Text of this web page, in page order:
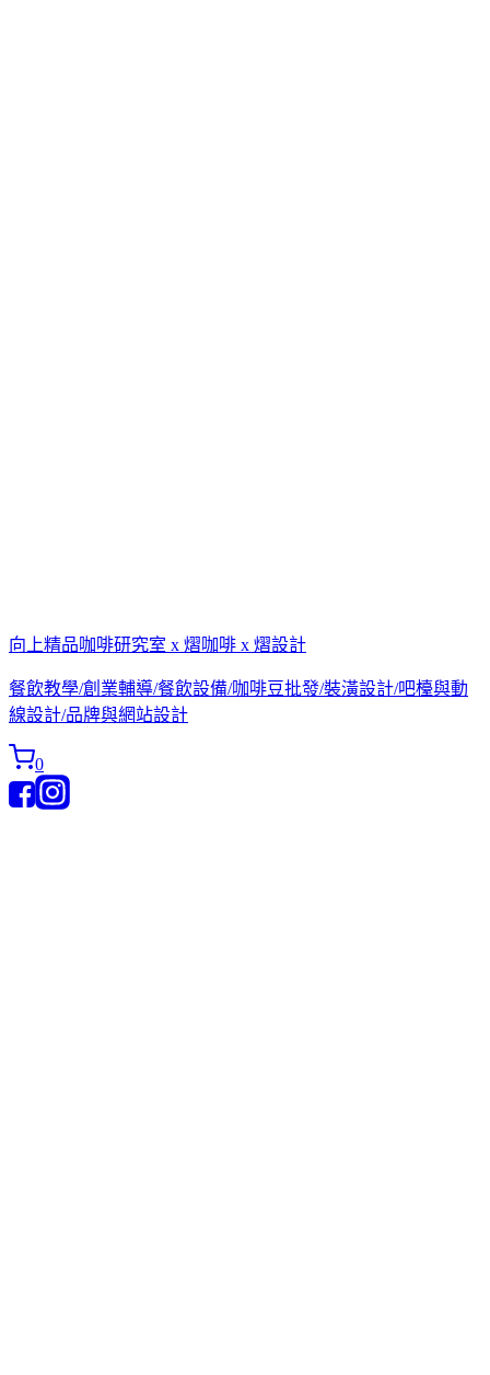
向上精品咖啡研究室 x 熠咖啡 x 熠設計
餐飲教學/創業輔導/餐飲設備/咖啡豆批發/裝潢設計/吧檯與動
線設計/品牌與網站設計
0